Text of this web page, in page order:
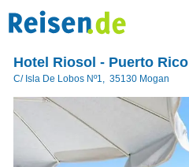
Hotel Riosol - Puerto Rico
C/ Isla De Lobos Nº1, 35130 Mogan